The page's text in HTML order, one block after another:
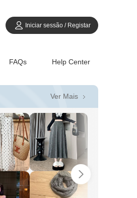
Iniciar sessão / Registar
FAQs Help Center
Ver Mais 